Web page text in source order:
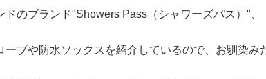
ドのブランド"Showers Pass（シャワーズパス）"、
ーブや防水ソックスを紹介しているので、お馴染み